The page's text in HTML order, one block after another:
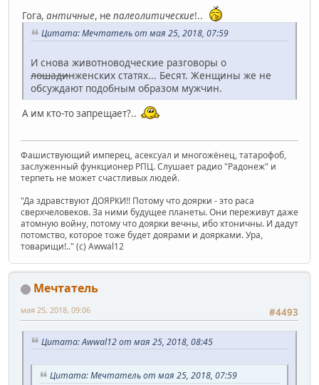
Гога, античные, не палеолитические!..
Цитата: Мечтатель от мая 25, 2018, 07:59
И снова животноводческие разговоры о
лошадинженских статях... Бесят. Женщины же не
обсуждают подобным образом мужчин.
А им кто-то запрещает?..
Фашиствующий имперец, асексуал и многожёнец, татарофоб,
заслуженный функционер РПЦ. Слушает радио "Радонеж" и
терпеть не может счастливых людей.
"Да здравствуют ДОЯРКИ!! Потому что доярки - это раса
сверхчеловеков. За ними будущее планеты. Они переживут даже
атомную войну, потому что доярки вечны, ибо хтоничны. И дадут
потомство, которое тоже будет доярами и доярками. Ура,
товарищи!.." (c) Awwal12
Мечтатель
#4493
мая 25, 2018, 09:06
Цитата: Awwal12 от мая 25, 2018, 08:45
Цитата: Мечтатель от мая 25, 2018, 07:59